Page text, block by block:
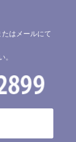
はメールにて